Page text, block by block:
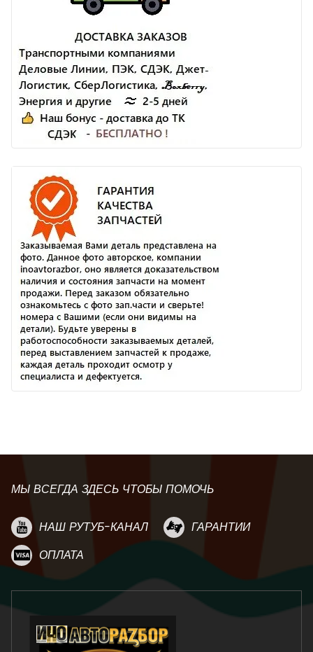
МЫ ВСЕГДА ЗДЕСЬ ЧТОБЫ ПОМОЧЬ
НАШ РУТУБ-КАНАЛ
ГАРАНТИИ
ОПЛАТА